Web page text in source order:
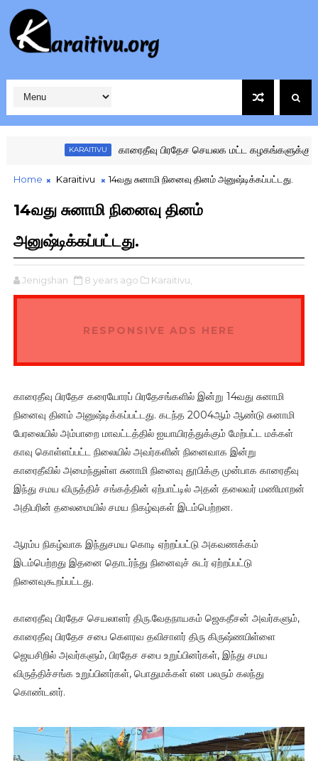
காரைதீவு பிரதேச செயலக மட்ட கழகங்களுக்கு இடையிலான
Home Karaitivu 14வது சுனாமி நினைவு தினம் அனுஷ்டிக்கப்பட்டது.
14வது சுனாமி நினைவு தினம்
அனுஷ்டிக்கப்பட்டது.
Jenigshan 8 years ago Karaitivu,
RESPONSIVE ADS HERE
காரைதீவு பிரதேச கரையோரப் பிரதேசங்களில் இன்று 14வது சுனாமி
நினைவு தினம் அனுஷ்டிக்கப்பட்டது. கடந்த 2004ஆம் ஆண்டு சுனாமி
பேரலையில் அம்பாறை மாவட்டத்தில் ஐயாயிரத்துக்கும் மேற்பட்ட மக்கள்
காவு கொள்ளப்பட்ட நிலையில் அவர்களின் நினைவாக இன்று
காரைதீவில் அமைந்துள்ள சுனாமி நினைவு தூபிக்கு முன்பாக காரைதீவு
இந்து சமய விருத்திச் சங்கத்தின் ஏற்பாட்டில் அதன் தலைவர் மணிமாறன்
அதிபரின் தலைமையில் சமய நிகழ்வுகள் இடம்பெற்றன.
ஆரம்ப நிகழ்வாக இந்துசமய கொடி ஏற்றப்பட்டு அகவணக்கம்
இடம்பெற்றது இதனை தொடர்ந்து நினைவுச் சுடர் ஏற்றப்பட்டு
நினைவுகூறப்பட்டது.
காரைதீவு பிரதேச செயலாளர் திரு.வேதநாயகம் ஜெகதீசன் அவர்களும்,
காரைதீவு பிரதேச சபை கெளரவ தவிசாளர் திரு கிருஷ்ணபிள்ளை
ஜெயசிறில் அவர்களும், பிரதேச சபை உறுப்பினர்கள், இந்து சமய
விருத்திச்சங்க உறுப்பினர்கள், பொதுமக்கள் என பலரும் கலந்து
கொண்டனர்.